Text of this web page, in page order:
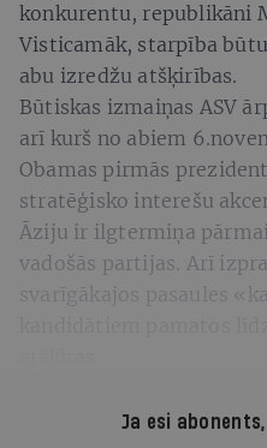
konkurentu, republikāni
Visticamāk, starpība
abu izredžu atšķirības.
Būtiskas izmaiņas ASV
arī kurš no abiem
Obamas pirmās
stratēģisko interešu
Āziju ir ilgtermiņa
vadošās partijas. Arī
svarīgākajos pasaules
Ja esi abonents,